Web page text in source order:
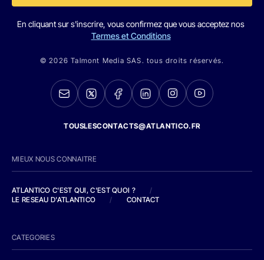
En cliquant sur s'inscrire, vous confirmez que vous acceptez nos
Termes et Conditions
© 2026 Talmont Media SAS. tous droits réservés.
TOUSLESCONTACTS@ATLANTICO.FR
MIEUX NOUS CONNAITRE
ATLANTICO C'EST QUI, C'EST QUOI ?
/
LE RESEAU D'ATLANTICO
/ CONTACT
CATEGORIES